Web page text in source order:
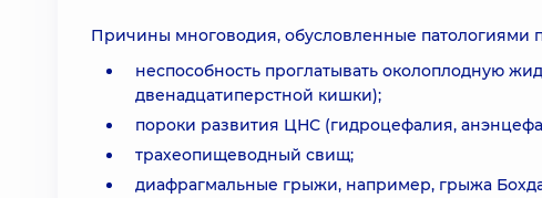
Причины многоводия, обусловленные патологиями
неспособность проглатывать околоплодную
двенадцатиперстной кишки);
пороки развития ЦНС (гидроцефалия,
трахеопищеводный свищ;
диафрагмальные грыжи, например, грыжа